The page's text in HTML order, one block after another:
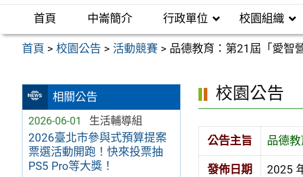
區
首頁 中崙簡介 行政單位 校園組織
首頁 >校園公告 > 活動競賽 > 品德教育：第21屆「愛智
相關公告
2026-06-01 生活輔導組
2026臺北市參與式預算提案
票選活動開跑！快來投票抽
PS5 Pro等大獎！
校園公告
公告主旨 品德
發佈日期 2025